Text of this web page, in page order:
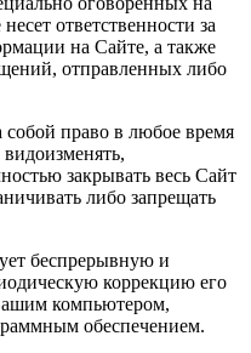
ответственности за
на Сайте, а также
отправленных либо
собой право в любое время
закрывать весь Сайт
либо запрещать
беспрерывную и
коррекцию его
компьютером,
обеспечением.